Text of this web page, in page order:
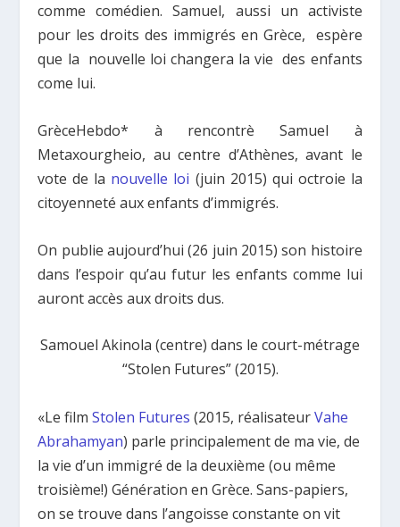
comme comédien. Samuel, aussi un activiste
pour les droits des immigrés en Grèce, espère
que la nouvelle loi changera la vie des enfants
come lui.
GrèceHebdo* à rencontrè Samuel à
Metaxourgheio, au centre d’Athènes,avant le
vote de la nouvelle loi (juin 2015) qui octroie la
citoyenneté aux enfants d’immigrés.
On publie aujourd’hui (26 juin 2015) son histoire
dans l’espoir qu’au futur les enfants comme lui
auront accès aux droits dus.
Samouel Akinola (centre) dans le court-métrage
“Stolen Futures” (2015).
«Le filmStolen Futures (2015, réalisateurVahe
Abrahamyan) parle principalement de ma vie, de
la vie d’un immigré de la deuxième (ou même
troisième!) Génération en Grèce. Sans-papiers,
on se trouve dans l’angoisse constante on vit